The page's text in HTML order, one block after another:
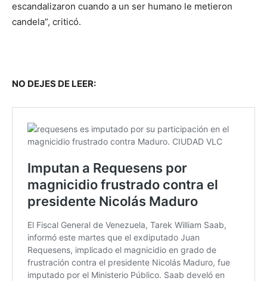
escandalizaron cuando a un ser humano le metieron
candela”, criticó.
NO DEJES DE LEER: